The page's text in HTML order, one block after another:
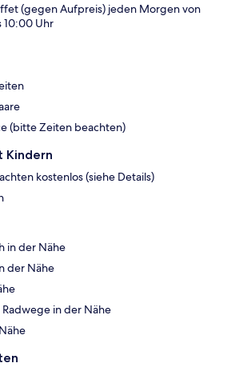
(gegen Aufpreis) jeden Morgen von
10:00 Uhr
(bitte Zeiten beachten)
Kindern
kostenlos (siehe Details)
in der Nähe
der Nähe
in der Nähe